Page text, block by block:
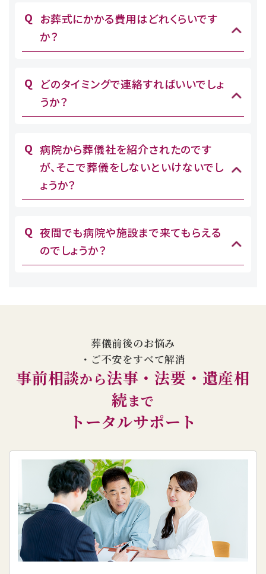
お葬式にかかる費用はどれくらいです
か？
どのタイミングで連絡すればいいでしょ
うか？
病院から葬儀社を紹介されたのです
が、そこで葬儀をしないといけないでし
ょうか？
夜間でも病院や施設まで来てもらえる
のでしょうか？
葬儀前後のお悩み
・ご不安をすべて解消
事前相談から法事・法要・遺産相
続まで
トータルサポート